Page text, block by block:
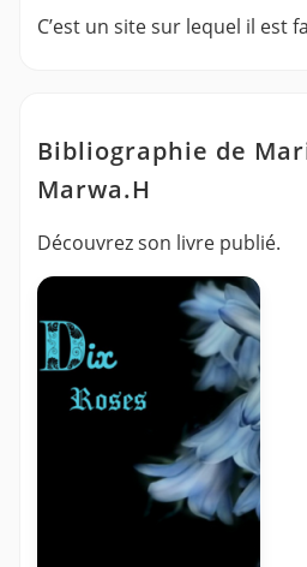
C’est un site sur lequel il est
Bibliographie de
Marwa.H
Découvrez son livre publié.